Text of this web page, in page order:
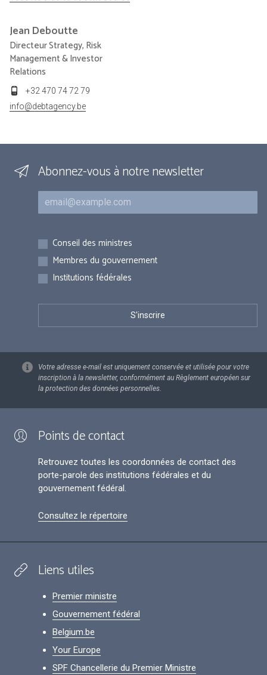
Jean Deboutte
Directeur Strategy, Risk
Management & Investor
Relations
+32 470 74 72 79
info@debtagency.be
Abonnez-vous à notre newsletter
Courriel
Inscriptions
Conseil des ministres
Membres du gouvernement
Institutions fédérales
Votre adresse e-mail est uniquement conservée et utilisée pour votre
inscription à la newsletter, conformément au Règlement européen sur
la protection des données personnelles.
Points de contact
Retrouvez toutes les coordonnées de contact des
porte-parole des institutions fédérales et du
gouvernement fédéral.
Consultez le répertoire
Liens utiles
Premier ministre
Gouvernement fédéral
Belgium.be
Your Europe
SPF Chancellerie du Premier Ministre